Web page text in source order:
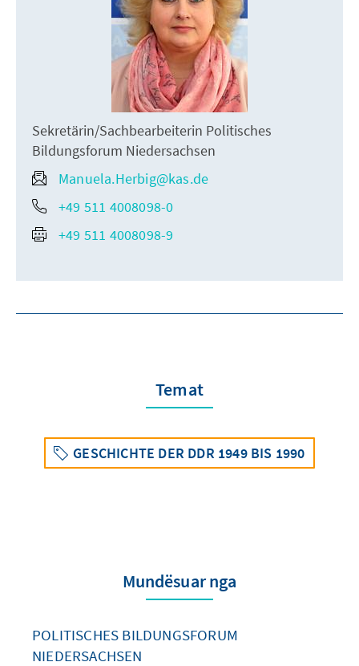
Sekretärin/Sachbearbeiterin Politisches
Bildungsforum Niedersachsen
Manuela.Herbig@kas.de
+49 511 4008098-0
+49 511 4008098-9
Temat
GESCHICHTE DER DDR 1949 BIS 1990
Mundësuar nga
POLITISCHES BILDUNGSFORUM
NIEDERSACHSEN